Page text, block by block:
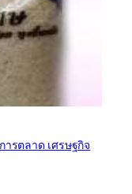
ารตลาด เศรษฐกิจ